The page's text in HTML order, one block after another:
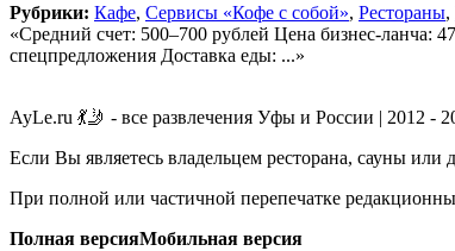
Рубрики: Кафе, Сервисы «Кофе с собой», Рестораны,
«Средний счет: 500–700 рублей Цена бизнес-ланча:
спецпредложения Доставка еды: ...»
AyLe.ru 💃🤳 - все развлечения Уфы и России | 2012 -
Если Вы являетесь владельцем ресторана, сауны или
При полной или частичной перепечатке
Полная версияМобильная версия